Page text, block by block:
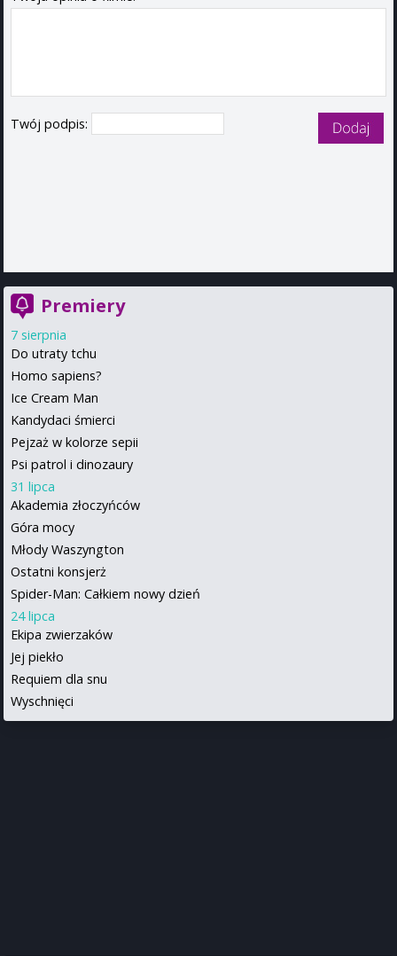
Twój podpis:
Premiery
7 sierpnia
Do utraty tchu
Homo sapiens?
Ice Cream Man
Kandydaci śmierci
Pejzaż w kolorze sepii
Psi patrol i dinozaury
31 lipca
Akademia złoczyńców
Góra mocy
Młody Waszyngton
Ostatni konsjerż
Spider-Man: Całkiem nowy dzień
24 lipca
Ekipa zwierzaków
Jej piekło
Requiem dla snu
Wyschnięci